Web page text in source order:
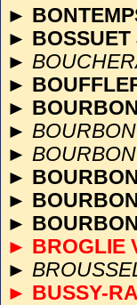
►
►
►
►
►
►
►
►
►
►
► BROGLIE
►
► BUSSY-